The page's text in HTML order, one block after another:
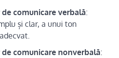
comunicare verbală:
și clar, a unui ton
comunicare nonverbală: